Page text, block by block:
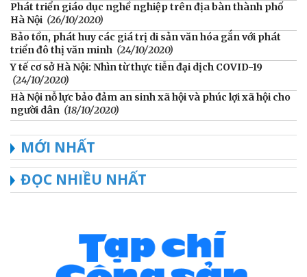
Phát triển giáo dục nghề nghiệp trên địa bàn thành phố
Hà Nội (26/10/2020)
Bảo tồn, phát huy các giá trị di sản văn hóa gắn với phát
triển đô thị văn minh (24/10/2020)
Y tế cơ sở Hà Nội: Nhìn từ thực tiễn đại dịch COVID-19
(24/10/2020)
Hà Nội nỗ lực bảo đảm an sinh xã hội và phúc lợi xã hội cho
người dân (18/10/2020)
MỚI NHẤT
ĐỌC NHIỀU NHẤT